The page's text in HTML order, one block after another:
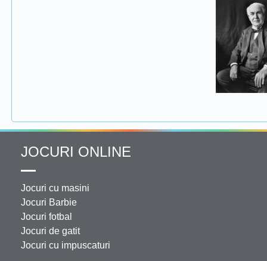
JOCURI ONLINE
Jocuri cu masini
Jocuri Barbie
Jocuri fotbal
Jocuri de gatit
Jocuri cu impuscaturi